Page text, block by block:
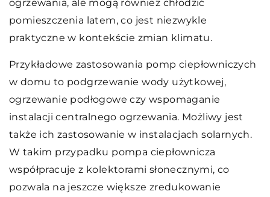
ogrzewania, ale mogą również chłodzić
pomieszczenia latem, co jest niezwykle
praktyczne w kontekście zmian klimatu.
Przykładowe zastosowania pomp ciepłowniczych
w domu to podgrzewanie wody użytkowej,
ogrzewanie podłogowe czy wspomaganie
instalacji centralnego ogrzewania. Możliwy jest
także ich zastosowanie w instalacjach solarnych.
W takim przypadku pompa ciepłownicza
współpracuje z kolektorami słonecznymi, co
pozwala na jeszcze większe zredukowanie